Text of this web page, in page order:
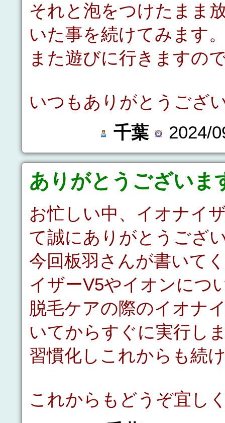
それと泡をつけたまま
いた事を続けてみます
また遊びに行きますの
いつもありがとうござ
千葉
2024/
ありがとうございま
お忙しい中、イオナイ
て誠にありがとうござ
今回板羽さんが書いて
イザーV5やイオンにつ
脱毛ケアの際のイオナ
いてからすぐに実行し
習慣化しこれからも続
これからもどうぞ宜し